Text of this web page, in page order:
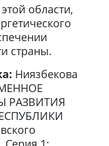
области,
страны.
Ниязбекова
РАЗВИТИЯ